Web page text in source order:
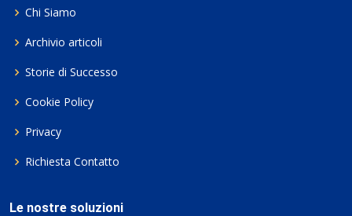
Chi Siamo
Archivio articoli
Storie di Successo
Cookie Policy
Privacy
Richiesta Contatto
Le nostre soluzioni